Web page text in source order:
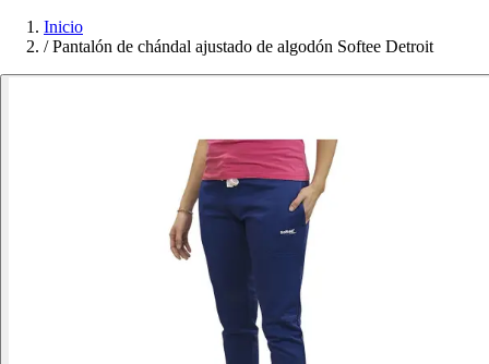
Inicio
/ Pantalón de chándal ajustado de algodón Softee Detroit